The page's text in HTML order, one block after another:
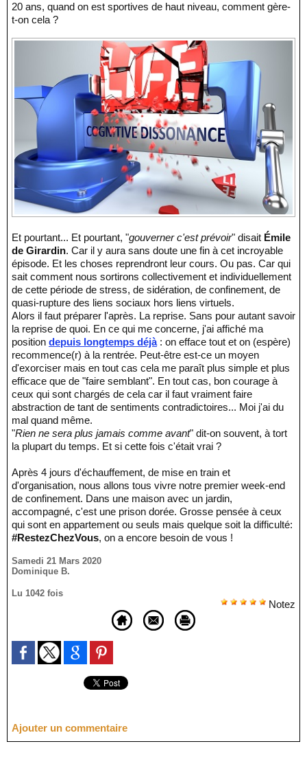
20 ans, quand on est sportives de haut niveau, comment gère-
t-on cela ?
Et pourtant... Et pourtant, "gouverner c'est prévoir" disait Émile
de Girardin. Car il y aura sans doute une fin à cet incroyable
épisode. Et les choses reprendront leur cours. Ou pas. Car qui
sait comment nous sortirons collectivement et individuellement
de cette période de stress, de sidération, de confinement, de
quasi-rupture des liens sociaux hors liens virtuels.
Alors il faut préparer l'après. La reprise. Sans pour autant savoir
la reprise de quoi. En ce qui me concerne, j'ai affiché ma
position depuis longtemps déjà: on efface tout et on (espère)
recommence(r) à la rentrée. Peut-être est-ce un moyen
d'exorciser mais en tout cas cela me paraît plus simple et plus
efficace que de "faire semblant". En tout cas, bon courage à
ceux qui sont chargés de cela car il faut vraiment faire
abstraction de tant de sentiments contradictoires... Moi j'ai du
mal quand même.
"Rien ne sera plus jamais comme avant" dit-on souvent, à tort
la plupart du temps. Et si cette fois c'était vrai ?
Après 4 jours d'échauffement, de mise en train et
d'organisation, nous allons tous vivre notre premier week-end
de confinement. Dans une maison avec un jardin,
accompagné, c'est une prison dorée. Grosse pensée à ceux
qui sont en appartement ou seuls mais quelque soit la difficulté:
#RestezChezVous, on a encore besoin de vous !
Samedi 21 Mars 2020
Dominique B.
Lu 1042 fois
Notez
Ajouter un commentaire